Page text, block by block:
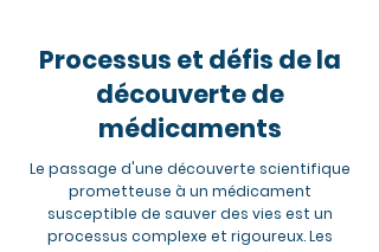
Processus et défis de la
découverte de
médicaments
Le passage d'une découverte scientifique
prometteuse à un médicament
susceptible de sauver des vies est un
processus complexe et rigoureux. Les